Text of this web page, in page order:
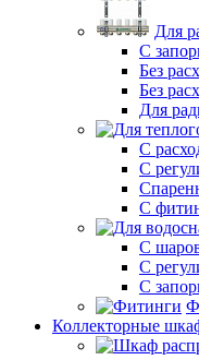
Для
С
Без
Без
Для
C
С
С
С
С
С
Коллекторные